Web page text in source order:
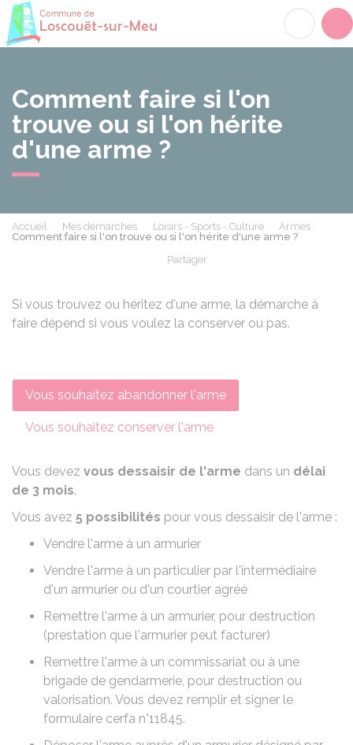
Comment faire si l'on
trouve ou si l'on hérite
d'une arme ?
Accueil Mes démarches Loisirs - Sports - Culture
Armes
Comment faire si l'on trouve ou si l'on hérite d'une arme ?
Partager
Si vous trouvez ou héritez d'une arme, la démarche à
faire dépend si vous voulez la conserver ou pas.
Vous souhaitez abandonner l'arme
Vous souhaitez conserver l'arme
Vous devez vous dessaisir de l'arme dans un délai
de 3 mois.
Vous avez 5 possibilités pour vous dessaisir de l'arme :
Vendre l'arme à un armurier
Vendre l'arme à un particulier par l'intermédiaire
d'un armurier ou d'un courtier agréé
Remettre l'arme à un armurier, pour destruction
(prestation que l'armurier peut facturer)
Remettre l'arme à un commissariat ou à une
brigade de gendarmerie, pour destruction ou
valorisation. Vous devez remplir et signer le
formulaire cerfa n°11845.